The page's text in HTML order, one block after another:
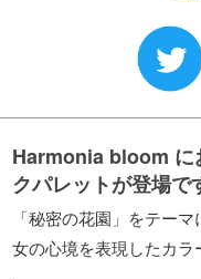
Harmonia bloom に
クパレットが登場で
「秘密の花園」をテー
女の心境を表現したカラ